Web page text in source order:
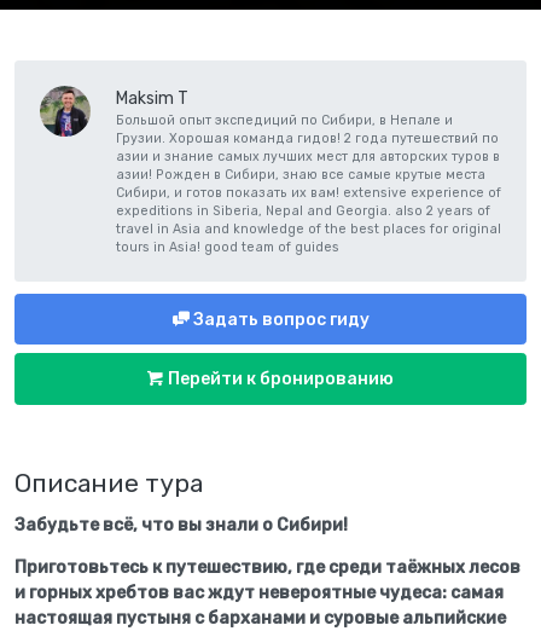
Описание тура
Забудьте всё, что вы знали о Сибири!
Приготовьтесь к путешествию, где среди таёжных лесов
и горных хребтов вас ждут невероятные чудеса: самая
настоящая пустыня с барханами и суровые альпийские
Maksim Т
Большой опыт экспедиций по Сибири, в Непале и
Грузии. Хорошая команда гидов! 2 года путешествий по
азии и знание самых лучших мест для авторских туров в
азии! Рожден в Сибири, знаю все самые крутые места
Сибири, и готов показать их вам! extensive experience of
expeditions in Siberia, Nepal and Georgia. also 2 years of
travel in Asia and knowledge of the best places for original
tours in Asia! good team of guides
Задать вопрос гиду
Перейти к бронированию